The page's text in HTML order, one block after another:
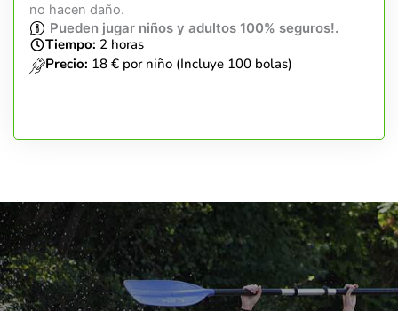
no hacen daño.
Pueden jugar niños y adultos 100% seguros!.
Tiempo: 2 horas
Precio: 18 € por niño (Incluye 100 bolas)